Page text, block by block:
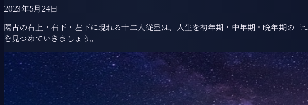
2023年5月24日
陽占の右上・右下・左下に現れる十二大従星は、人生を初年期・中年期・晩年期の
を見つめていきましょう。